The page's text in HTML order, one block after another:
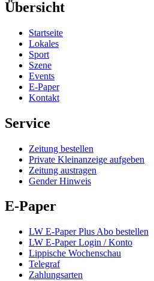
Übersicht
Startseite
Lokales
Sport
Szene
Events
E-Paper
Kontakt
Service
Zeitung bestellen
Private Kleinanzeige aufgeben
Zeitung austragen
Gender Hinweis
E-Paper
LW E-Paper Plus Abo bestellen
LW E-Paper Login / Konto
Lippische Wochenschau
Telegraf
Zahlungsarten